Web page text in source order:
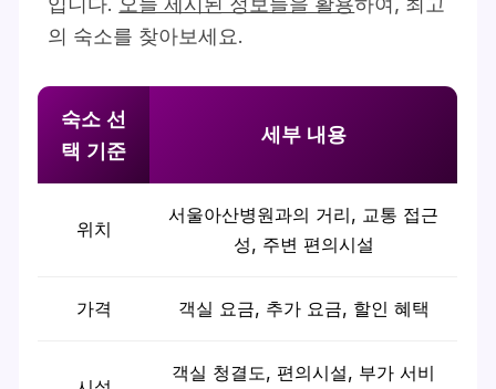
의 숙소를 찾아보세요.
숙소 선
택 기준
세부 내용
위치
서울아산병원과의 거리, 교통 접근
성, 주변 편의시설
가격 객실 요금, 추가 요금, 할인 혜택
객실 청결도, 편의시설, 부가 서비